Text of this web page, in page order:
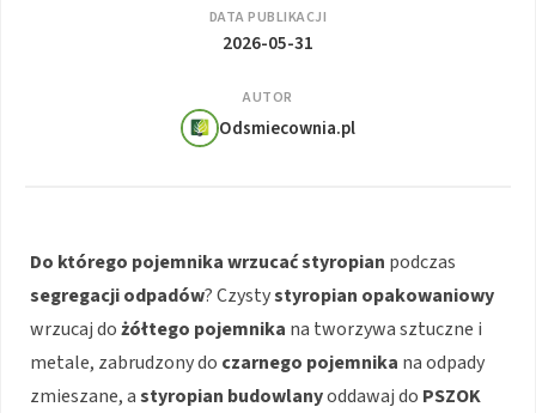
DATA PUBLIKACJI
2026-05-31
AUTOR
Odsmiecownia.pl
Do którego pojemnika wrzucać styropian podczas
segregacji odpadów? Czystystyropian opakowaniowy
wrzucaj dożółtego pojemnika na tworzywa sztuczne i
metale, zabrudzony do czarnego pojemnika na odpady
zmieszane, astyropian budowlanyoddawaj do PSZOK